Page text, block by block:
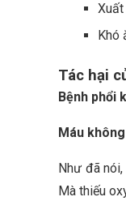
Khó
Tác hại
Bệnh phổi
Máu
Như đã
Mà thiếu